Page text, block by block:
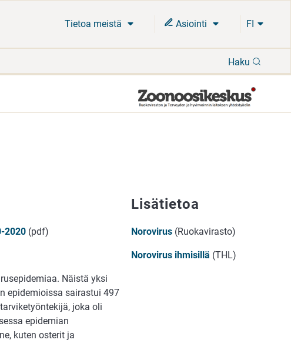
Tietoa meistä Asiointi FI
Haku
2020 (pdf)
Näistä yksi
epidemioissa sairastui 497
joka oli
epidemian
kuten osterit ja
Lisätietoa
Norovirus (Ruokavirasto)
Norovirus ihmisillä (THL)